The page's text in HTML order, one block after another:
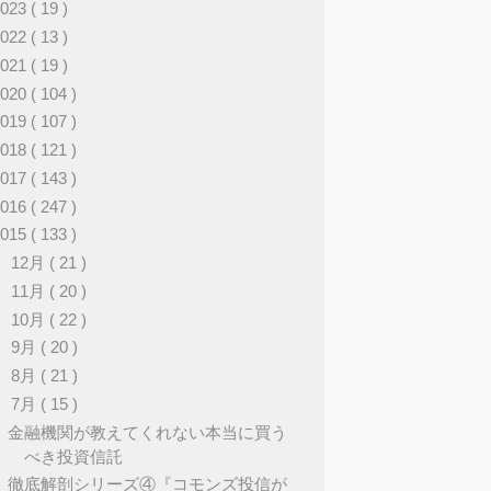
( 19 )
( 13 )
( 19 )
( 104 )
( 107 )
( 121 )
( 143 )
( 247 )
( 133 )
12月 ( 21 )
11月 ( 20 )
10月 ( 22 )
9月 ( 20 )
8月 ( 21 )
7月 ( 15 )
金融機関が教えてくれない本当に買う
べき投資信託
徹底解剖シリーズ④『コモンズ投信が